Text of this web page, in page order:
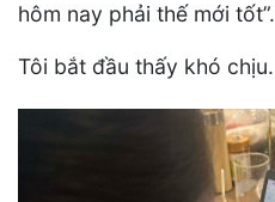
hôm nay phải thế mới tốt”.
Tôi bắt đầu thấy khó chịu.